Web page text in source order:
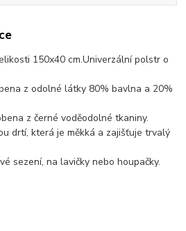
150x40 cm.Univerzální polstr o
z odolné látky 80% bavlna a 20%
z černé voděodolné tkaniny.
drtí, která je měkká a zajišťuje trvalý
sezení, na lavičky nebo houpačky.